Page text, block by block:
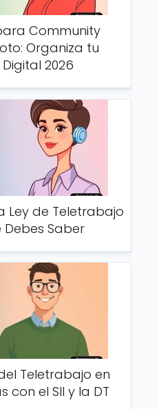
Community
Organiza tu
2026
Ley de Teletrabajo
Debes Saber
Teletrabajo en
con el SII y la DT